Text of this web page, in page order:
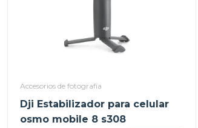
Accesorios de fotografía
Dji Estabilizador para celular
osmo mobile 8 s308